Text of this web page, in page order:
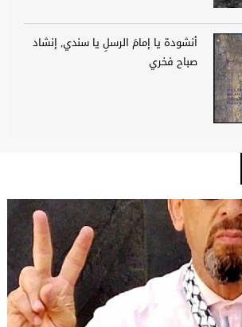
أنشودة يا إمامَ الرسلِ يا سندي, إنشاد
صباح فخري